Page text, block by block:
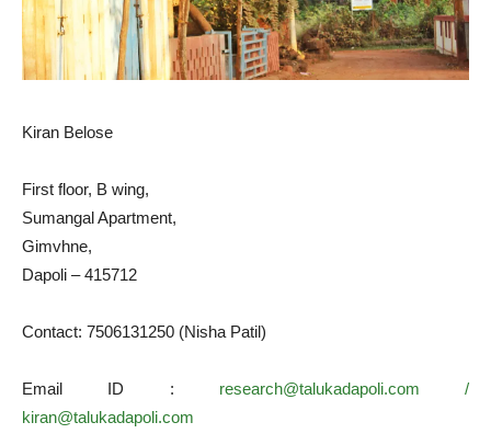
Kiran Belose
First floor, B wing,
Sumangal Apartment,
Gimvhne,
Dapoli – 415712
Contact: 7506131250 (Nisha Patil)
Email ID : research@talukadapoli.com /
kiran@talukadapoli.com